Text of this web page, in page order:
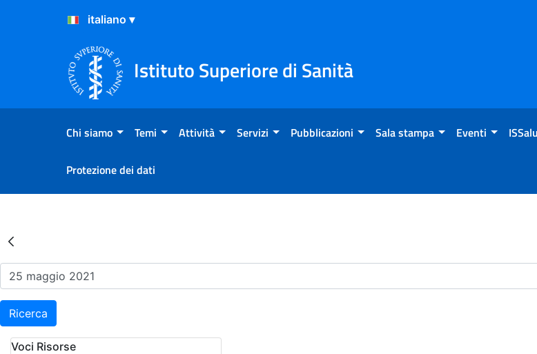
Salta al Contenuto
Salta al Footer
Istituto Superiore di Sanità
Chi siamo Temi Attività Servizi Pubblicazioni Sala stampa Eventi
Protezione dei dati
Risultati della Ricerca - Eventi
Ricerca
Voci Risorse